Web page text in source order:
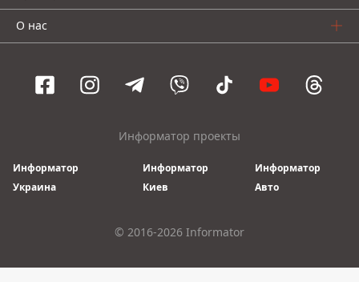
О нас
Информатор проекты
Информатор
Украина
Информатор
Киев
Информатор
Авто
© 2016-2026 Informator